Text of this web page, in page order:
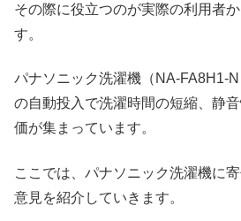
その際に役立つのが実際の利用者
す。
パナソニック洗濯機（NA-FA8H1-
の自動投入で洗濯時間の短縮、静
価が集まっています。
ここでは、パナソニック洗濯機に
意見を紹介していきます。